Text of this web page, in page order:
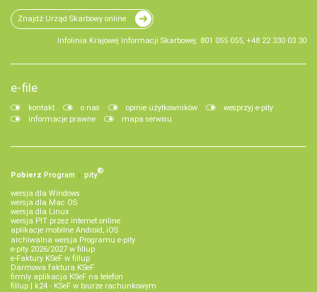
Znajdź Urząd Skarbowy online
Infolinia Krajowej Informacji Skarbowej: 801 055 055, +48 22 330 03 30
e-file
kontakt o nas opinie użytkowników
wesprzyj e-pity
informacje prawne
mapa serwisu
Pobierz Program e‑pity®
wersja dla Windows
wersja dla Mac OS
wersja dla Linux
wersja PIT przez internet online
aplikacje mobilne Android, iOS
archiwalna wersja Programu e-pity
e-pity 2026/2027 w fillup
e‑Faktury KSeF w fillup
Darmowa faktura KSeF
firmly aplikacja KSeF na telefon
fillup | k24 - KSeF w biurze rachunkowym